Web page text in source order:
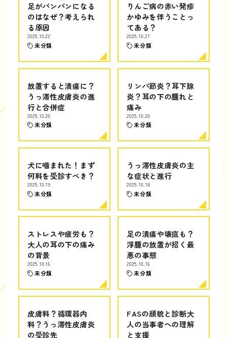
足がパンパンになる
のはなぜ？考えられ
る原因
2025.10.22
未分類
りんご病の赤い発疹
かゆみを伴うことっ
てある？
2025.10.21
未分類
放置すると潰瘍に？
うっ滞性皮膚炎の進
行と合併症
2025.10.20
未分類
リンパ節炎？耳下腺
炎？耳の下の腫れと
痛み
2025.10.20
未分類
犬に噛まれた！まず
何科を受診すべき？
2025.10.19
未分類
うっ滞性皮膚炎の主
な症状と進行
2025.10.18
未分類
ストレスや疲労も？
大人の耳の下の痛み
の背景
2025.10.16
未分類
足の潰瘍や壊疽も？
浮腫の放置が招く最
悪の事態
2025.10.16
未分類
皮膚科？循環器内
科？うっ滞性皮膚炎
の受診先
FASの顔貌と診断大
人の当事者への理解
と支援